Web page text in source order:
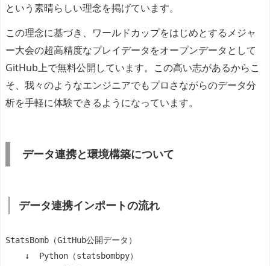
という素晴らしい理念を掲げています。
この理念に基づき、ワールドカップをはじめとするメジャ
ー大会の超高精度なプレイデータをオープンデータとして
GitHub上で無料公開しています。この高い志があるからこ
そ、我々のようなエンジニアでもプロさながらのデータ分
析を手軽に体験できるようになっています。
データ連携と環境構築について
データ連携インポートの流れ
StatsBomb（GitHub公開データ）
    ↓  Python（statsbombpy）